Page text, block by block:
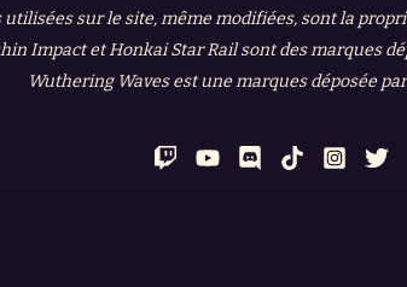
utilisées sur le site, même modifiées, sont la
Impact et Honkai Star Rail sont des marques
Wuthering Waves est une marques déposée